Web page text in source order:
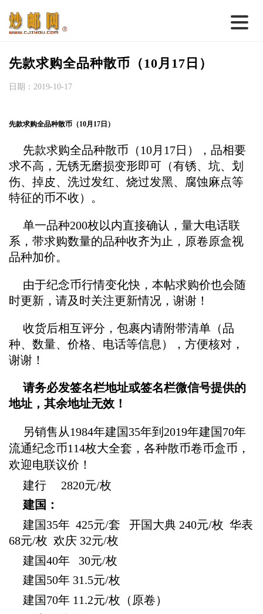
首 页
名家综述
热点话题
邮币卡苑
新品预告
集藏资讯
先款求购全品种散币（10月17日）
日期：2019-10-17
先款求购全品种散币（10月17日）
先款求购全品种散币（10月17日）， 品相要
求不高，无锈无磨损变形即可（有锈、坑、划
伤、掉皮、洗过发红、烧过发黑、腐蚀麻点等
特征的币不收）。
单一品种200枚以内直接确认，量大电话联
系，带求购数量的品种收齐为止，原卷原盒视
品种加价。
由于纪念币行情变化快，本帖求购价也会随
时更新，请及时关注更新情况，谢谢！
收货后相互评分，包裹内请附带清单（品
种、数量、价格、电话等信息），方便核对，
谢谢！
请务必发签名栏地址或签名栏微信号提供的
地址，其余地址无效！
另销售从1984年建国35年到2019年建国70年
流通纪念币114枚大全套，各种散币卷币盒币，
欢迎电联议价！
建行 2820元/枚
建国：
建国35年 425元/套 开国大典 240元/枚 华表
68元/枚 欢庆 32元/枚
建国40年 30元/枚
建国50年 31.5元/枚
建国70年 11.2元/枚（原卷）